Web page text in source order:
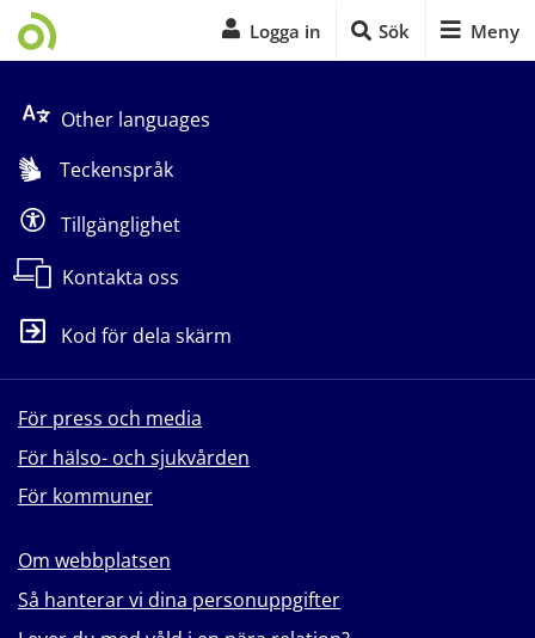
Logga in Sök Meny
Other languages
Teckenspråk
Tillgänglighet
Kontakta oss
Kod för dela skärm
För press och media
För hälso- och sjukvården
För kommuner
Om webbplatsen
Så hanterar vi dina personuppgifter